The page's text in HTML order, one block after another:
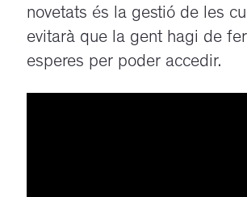
novetats és la gestió de les
evitarà que la gent hagi de
esperes per poder accedir.